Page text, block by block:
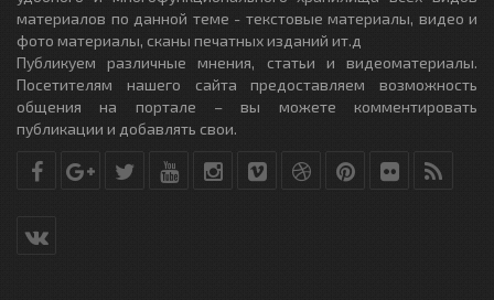
материалов по данной теме - текстовые материалы, видео и
фото материалы, сканы печатных изданий ит.д
Публикуем различные мнения, статьи и видеоматериалы.
Посетителям нашего сайта предоставляем возможность
общения на портале – вы можете комментировать
публикации и добавлять свои.